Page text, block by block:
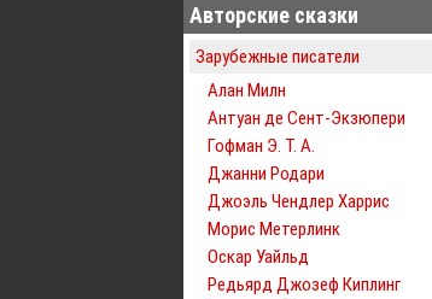
Авторские сказки
Зарубежные писатели
Алан Милн
Антуан де Сент-Экзюпери
Гофман Э. Т. А.
Джанни Родари
Джоэль Чендлер Харрис
Морис Метерлинк
Оскар Уайльд
Редьярд Джозеф Киплинг